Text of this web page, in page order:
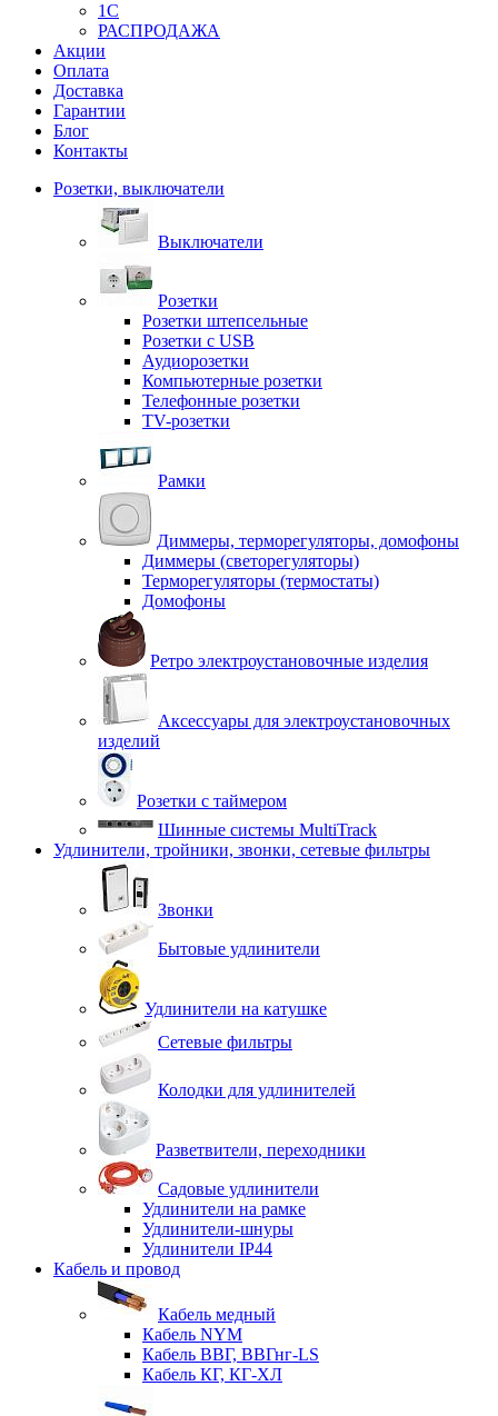
1С
РАСПРОДАЖА
Акции
Оплата
Доставка
Гарантии
Блог
Контакты
Розетки, выключатели
Выключатели
Розетки
Розетки штепсельные
Розетки с USB
Аудиорозетки
Компьютерные розетки
Телефонные розетки
TV-розетки
Рамки
Диммеры, терморегуляторы, домофоны
Диммеры (светорегуляторы)
Терморегуляторы (термостаты)
Домофоны
Ретро электроустановочные изделия
Аксессуары для электроустановочных
изделий
Розетки с таймером
Шинные системы MultiTrack
Удлинители, тройники, звонки, сетевые фильтры
Звонки
Бытовые удлинители
Удлинители на катушке
Сетевые фильтры
Колодки для удлинителей
Разветвители, переходники
Садовые удлинители
Удлинители на рамке
Удлинители-шнуры
Удлинители IP44
Кабель и провод
Кабель медный
Кабель NYM
Кабель ВВГ, ВВГнг-LS
Кабель КГ, КГ-ХЛ